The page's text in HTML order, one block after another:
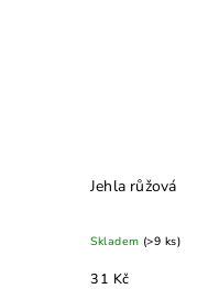
Jehla růžová
Skladem (>9 ks)
31 Kč